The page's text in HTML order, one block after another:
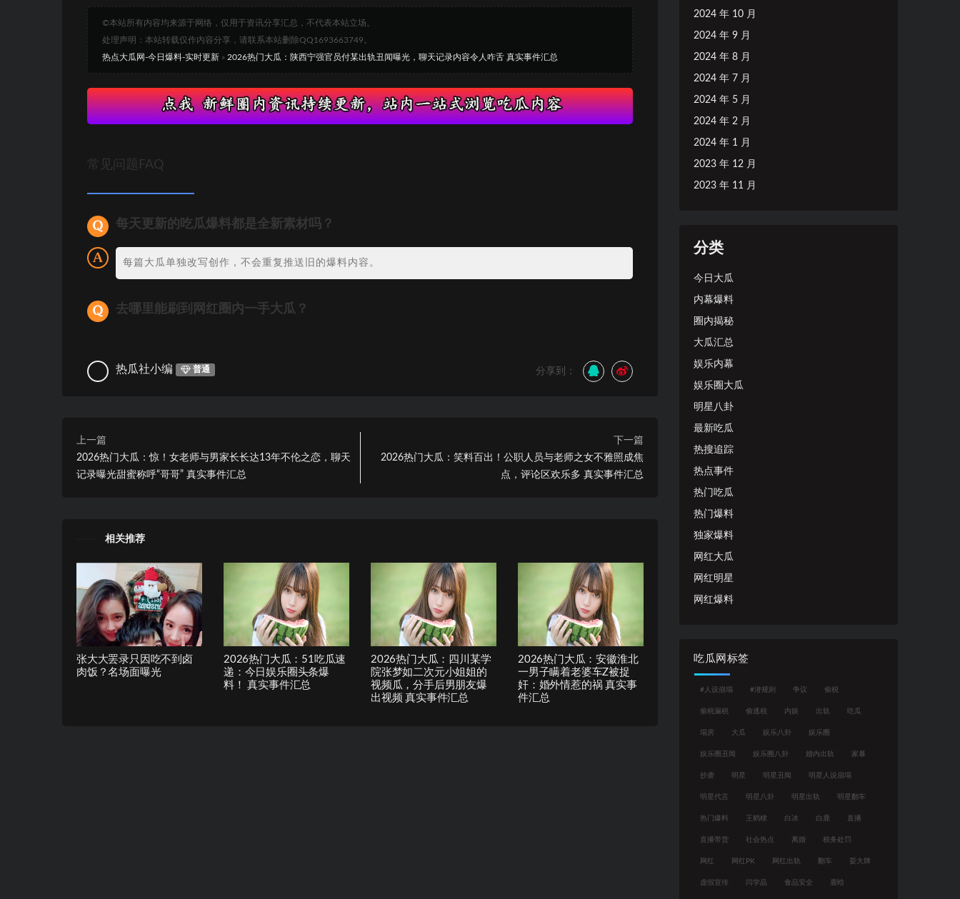
©本站所有内容均来源于网络，仅用于资讯分享汇总，不代表本站立场。
处理声明：本站转载仅作内容分享，请联系本站删除QQ1693663749。
热点大瓜网-今日爆料-实时更新 » 2026热门大瓜：陕西宁强官员付某出轨丑闻曝光，聊天记录内容令人咋舌 真实事件汇总
常见问题FAQ
每天更新的吃瓜爆料都是全新素材吗？
每篇大瓜单独改写创作，不会重复推送旧的爆料内容。
去哪里能刷到网红圈内一手大瓜？
热瓜社小编 普通 分享到：
上一篇
2026热门大瓜：惊！女老师与男家长长达13年不伦之恋，聊天
记录曝光甜蜜称呼“哥哥” 真实事件汇总
下一篇
2026热门大瓜：笑料百出！公职人员与老师之女不雅照成焦
点，评论区欢乐多 真实事件汇总
相关推荐
张大大罢录只因吃不到卤
肉饭？名场面曝光
2026热门大瓜：51吃瓜速
递：今日娱乐圈头条爆
料！ 真实事件汇总
2026热门大瓜：四川某学
院张梦如二次元小姐姐的
视频瓜，分手后男朋友爆
出视频 真实事件汇总
2026热门大瓜：安徽淮北
一男子瞒着老婆车Z被捉
奸：婚外情惹的祸 真实事
件汇总
2024 年 10 月
2024 年 9 月
2024 年 8 月
2024 年 7 月
2024 年 5 月
2024 年 2 月
2024 年 1 月
2023 年 12 月
2023 年 11 月
分类
今日大瓜
内幕爆料
圈内揭秘
大瓜汇总
娱乐内幕
娱乐圈大瓜
明星八卦
最新吃瓜
热搜追踪
热点事件
热门吃瓜
热门爆料
独家爆料
网红大瓜
网红明星
网红爆料
吃瓜网标签
#人设崩塌 #潜规则 争议 偷税
偷税漏税 偷逃税 内娱 出轨 吃瓜
塌房 大瓜 娱乐八卦 娱乐圈
娱乐圈丑闻 娱乐圈八卦 婚内出轨 家暴
抄袭 明星 明星丑闻 明星人设崩塌
明星代言 明星八卦 明星出轨 明星翻车
热门爆料 王鹤棣 白冰 白鹿 直播
直播带货 社会热点 离婚 税务处罚
网红 网红PK 网红出轨 翻车 耍大牌
虚假宣传 闫学晶 食品安全 鹿晗